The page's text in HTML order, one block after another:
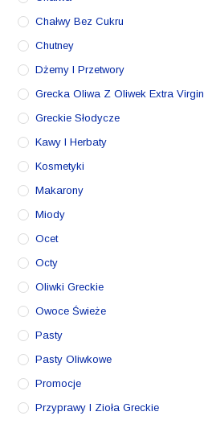
Chałwy Bez Cukru
Chutney
Dżemy I Przetwory
Grecka Oliwa Z Oliwek Extra Virgin
Greckie Słodycze
Kawy I Herbaty
Kosmetyki
Makarony
Miody
Ocet
Octy
Oliwki Greckie
Owoce Świeże
Pasty
Pasty Oliwkowe
Promocje
Przyprawy I Zioła Greckie